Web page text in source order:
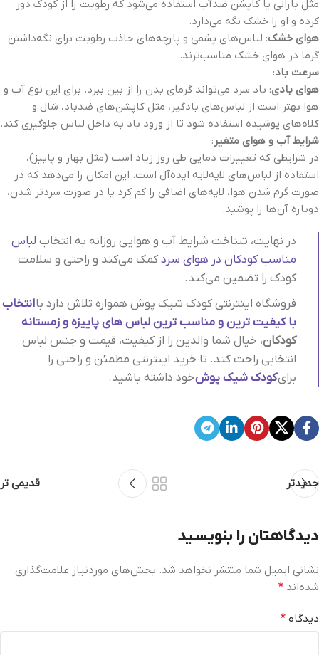
مثل بارانی یا کاپشن ضدآب استفاده می‌شود که رطوبت را از کودک دور
کرده و او را خشک نگه می‌دارد.
هوای خشک: لباس‌های پشمی و پارچه‌های جاذب رطوبت برای نگه‌داشتن
گرما در هوای خشک مناسب‌ترند.
سرعت باد:
هوای بادی: باد سرد می‌تواند گرمای بدن را از بین ببرد. برای این نوع آب و
هوا بهتر است از لباس‌های بادگیر، مثل کاپشن‌های ضدباد، شال و
کلاه‌های پوشیده استفاده شود تا از ورود باد به داخل لباس جلوگیری کند.
شرایط آب و هوای متغیر :
در شرایطی که تغییرات دمایی طی روز زیاد است (مثل بهار و پاییز)،
استفاده از لباس‌های لایه‌لایه ایده‌آل است. این امکان را می‌دهد که در
صورت گرم شدن هوا، لایه‌های اضافی را کم کرد یا در صورت سردتر شدن،
دوباره آن‌ها را پوشید.
در نهایت، شناخت شرایط آب و هوایی روزانه به انتخاب لباس
مناسب کودکان در هوای سردکمک می‌کند و راحتی و سلامت
کودک را تضمین می‌کند.
فروشگاه اینترنتی کودک شیک پوش همواره تلاش دارد باانتخاب
با کیفیت ترین و مناسب ترین لباس های پاییزه و زمستانه
کودکان، خیال شما والدین را از کیفیت، قیمت و جنس لباس
انتخابی راحت کند. تا خرید اینترنتی مطمئن و راحتی را
برایکودک شیک پوشخود داشته باشید.
جدیدتر قدیمی تر
دیدگاهتان را بنویسید
نشانی ایمیل شما منتشر نخواهد شد. بخش‌های موردنیاز علامت‌گذاری
شده‌اند *
دیدگاه *